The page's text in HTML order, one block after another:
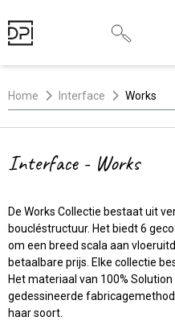
Home Interface Works
Interface - Works
De Works Collectie bestaat uit
boucléstructuur. Het biedt 6
om een breed scala aan
betaalbare prijs. Elke collectie
Het materiaal van 100%
gedessineerde
haar soort.